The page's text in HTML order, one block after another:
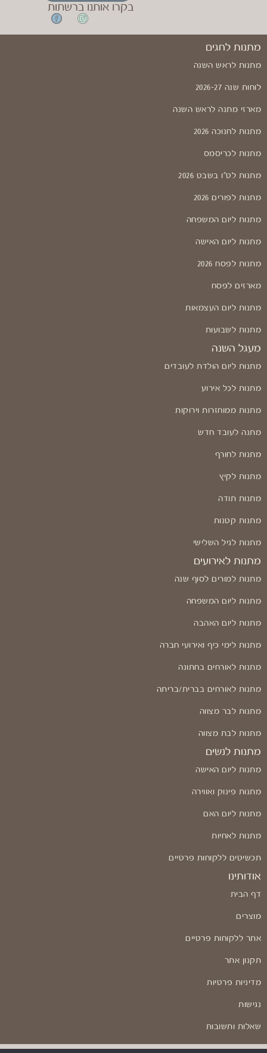
בקרו אותנו ברשתות
מתנות לחגים
מתנות לראש השנה
לוחות שנה 2026-27
מארזי מתנה לראש השנה
מתנות לחנוכה 2026
מתנות לכריסמס
מתנות לט"ו בשבט 2026
מתנות לפורים 2026
מתנות ליום המשפחה
מתנות ליום האישה
מתנות לפסח 2026
מארזים לפסח
מתנות ליום העצמאות
מתנות לשבועות
מעגל השנה
מתנות ליום הולדת לעובדים
מתנות לכל אירוע
מתנות ממוחזרות וירוקות
מתנה לעובד חדש
מתנות לחורף
מתנות לקיץ
מתנות תודה
מתנות קטנות
מתנות לגיל השלישי
מתנות לאירועים
מתנות למורים לסוף שנה
מתנות ליום המשפחה
מתנות ליום האהבה
מתנות לימי כיף ואירועי חברה
מתנות לאורחים בחתונה
מתנות לאורחים בברית/בריתה
מתנות לבר מצווה
מתנות לבת מצווה
מתנות לנשים
מתנות ליום האישה
מתנות פינוק ואווירה
מתנות ליום האם
מתנות לאחיות
תכשיטים ללקוחות פרטיים
אודותינו
דף הבית
מוצרים
אתר ללקוחות פרטיים
תקנון אתר
מדיניות פרטיות
נגישות
שאלות ותשובות